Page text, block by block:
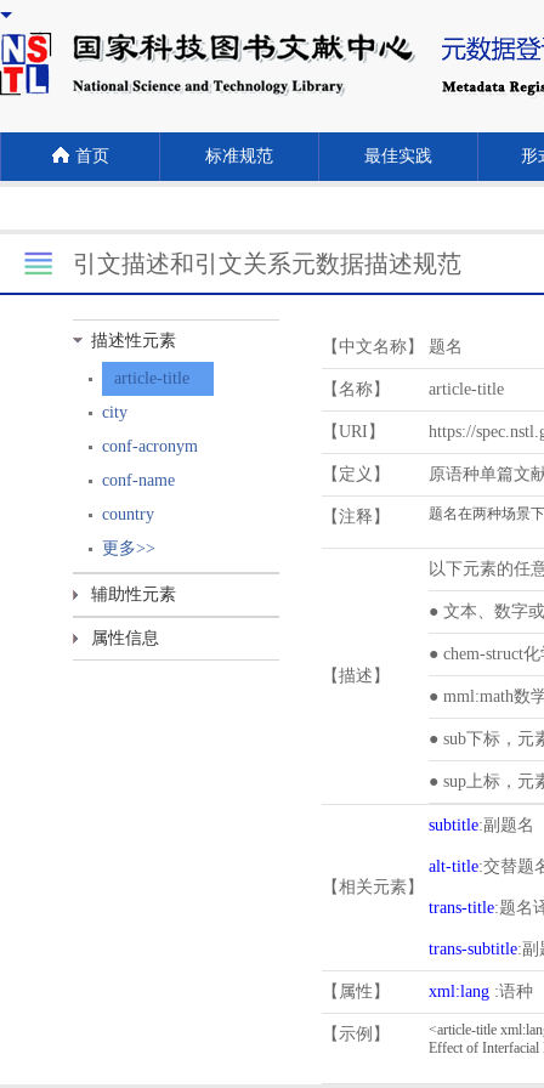
首页 标准规范 最佳实践 形
引文描述和引文关系元数据描述规范
描述性元素
article-title
city
conf-acronym
conf-name
country
更多>>
辅助性元素
属性信息
【中文名称】 题名
【名称】 article-title
【URI】 https://
【定义】 原语种单篇文
【注释】
【描述】
以下元素的任
● 文本、数字
● chem-struct
● mml:math数
● sub下标，元
● sup上标，元
【相关元素】
subtitle:副题名
alt-title:交替题
trans-title:题名
trans-subtitle:副
【属性】 xml:lang :语种
【示例】